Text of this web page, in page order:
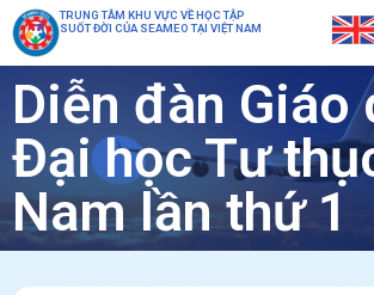
TRUNG TÂM KHU VỰC VỀ HỌC TẬP
SUỐT ĐỜI CỦA SEAMEO TẠI VIỆT NAM
Diễn đàn Giáo
Đại học Tư
Nam lần thứ 1